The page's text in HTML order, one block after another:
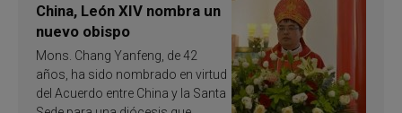
China, León XIV nombra un
nuevo obispo
Mons. Chang Yanfeng, de 42
años, ha sido nombrado en virtud
del Acuerdo entre China y la Santa